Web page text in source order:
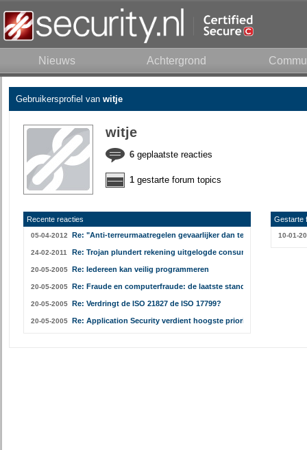
Nieuws Achtergrond
Gebruikersprofiel van witje
witje
6geplaatste reacties
1gestarte forum topics
Recente reacties
05-04-2012 Re: "Anti-terreurmaatregelen gevaarlijker dan terroristen"
24-02-2011 Re: Trojan plundert rekening uitgelogde consument
20-05-2005 Re: Iedereen kan veilig programmeren
20-05-2005 Re: Fraude en computerfraude: de laatste stand van zaken
20-05-2005 Re: Verdringt de ISO 21827 de ISO 17799?
20-05-2005 Re: Application Security verdient hoogste prioriteit
Gestarte
10-01-